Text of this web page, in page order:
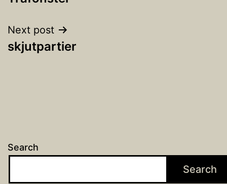
navigation
Next post
skjutpartier
Search
Search